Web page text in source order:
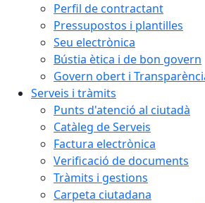
Perfil de contractant
Pressupostos i plantilles
Seu electrònica
Bústia ètica i de bon govern
Govern obert i
Serveis i tràmits
Punts d'atenció al ciutadà
Catàleg de Serveis
Factura electrònica
Verificació de documents
Tràmits i gestions
Carpeta ciutadana